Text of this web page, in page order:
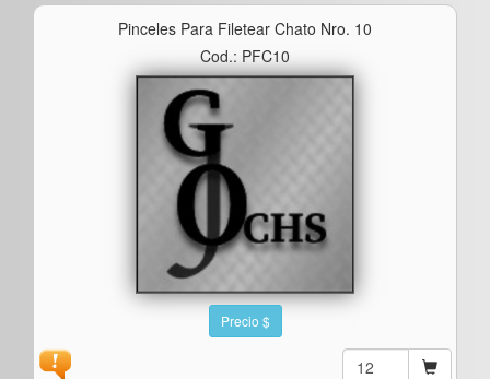
Pinceles Para Filetear Chato Nro. 10
Cod.: PFC10
Precio $